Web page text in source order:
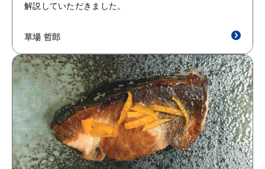
解説していただきました。
草場 哲郎